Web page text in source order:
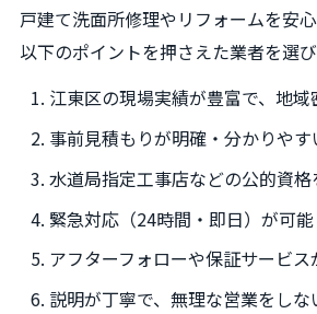
戸建て洗面所修理やリフォームを安
以下のポイントを押さえた業者を選び
江東区の現場実績が豊富で、地域
事前見積もりが明確・分かりやす
水道局指定工事店などの公的資格
緊急対応（24時間・即日）が可能
アフターフォローや保証サービス
説明が丁寧で、無理な営業をしな